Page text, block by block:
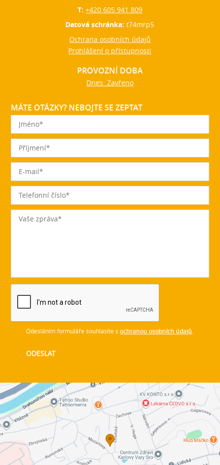
T: +420 605 941 809
Datová schránka:t74mrp5
Ochrana osobních údajů
Prohlášení o přístupnosti
PROVOZNÍ DOBA
Dnes: Zavřeno
MÁTE OTÁZKY? NEBOJTE SE ZEPTAT
Odesláním formuláře souhlasíte sochranou osobních údajů